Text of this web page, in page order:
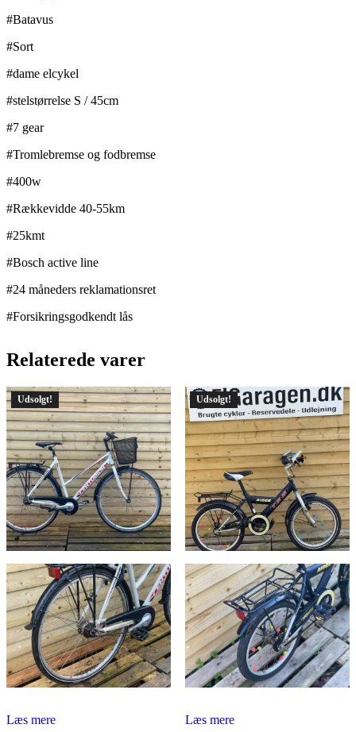
#Batavus
#Sort
#dame elcykel
#stelstørrelse S / 45cm
#7 gear
#Tromlebremse og fodbremse
#400w
#Rækkevidde 40-55km
#25kmt
#Bosch active line
#24 måneders reklamationsret
#Forsikringsgodkendt lås
Relaterede varer
Udsolgt!
Læs mere
Udsolgt!
Læs mere